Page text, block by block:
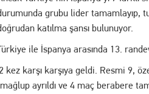
Genelindeki İnternet Haber
İhbar Üzerine Sevk Edilen Ekipler
Fatih Köse Ne İstiyor?
grubu lider tamamlayıp,
katılma şansı bulunuyor.
ile İspanya arasında 13.
karşı karşıya geldi. Resmi 9,
ayrıldı ve 4 maç berabere